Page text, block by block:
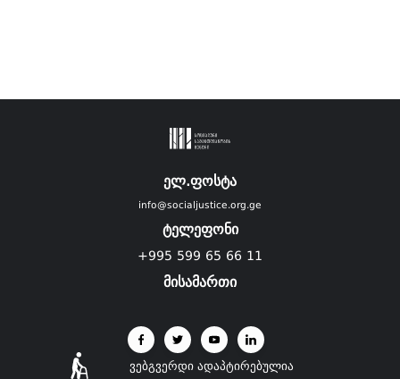
ელ.ფოსტა
info@socialjustice.org.ge
ტელეფონი
+995 599 65 66 11
მისამართი
ვებგვერდი ადაპტირებულია